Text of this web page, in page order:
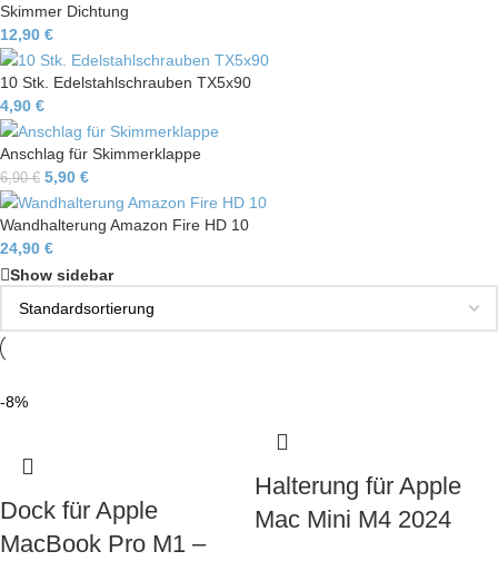
Skimmer Dichtung
12,90 €
10 Stk. Edelstahlschrauben TX5x90
4,90 €
Anschlag für Skimmerklappe
6,90€ 5,90 €
Wandhalterung Amazon Fire HD 10
24,90 €
Show sidebar
-8%
Dock für Apple
MacBook Pro M1 –
Halterung für Apple
Mac Mini M4 2024